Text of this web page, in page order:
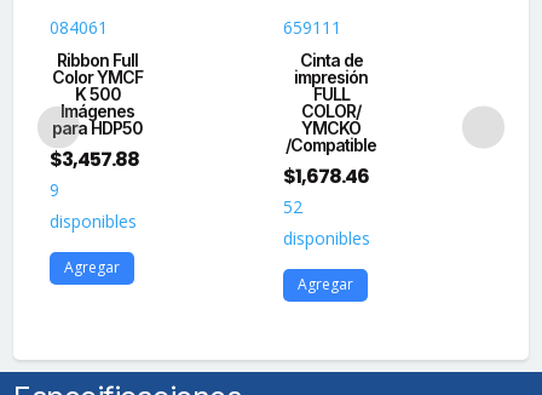
084061
Ribbon Full
Color YMCF
K 500
Imágenes
para HDP50
$3,457.88
9
disponibles
Agregar
659111
Cinta de
impresión
FULL
COLOR/
YMCKO
/Compatible
$1,678.46
52
disponibles
Agregar